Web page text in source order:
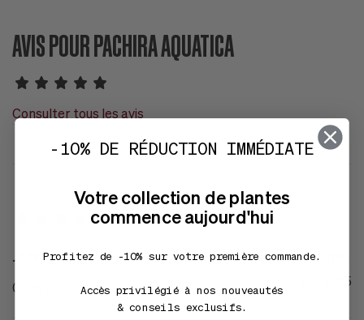
AVIS POUR PACHIRA AQUATICA
Consulter tous les avis
Joseph L.
Client vérifié
07/11/22
Paris, 75
-10% DE RÉDUCTION IMMÉDIATE
Votre collection de plantes
commence aujourd'hui
Profitez de -10% sur votre première commande.
Accès privilégié à nos nouveautés
& conseils exclusifs.